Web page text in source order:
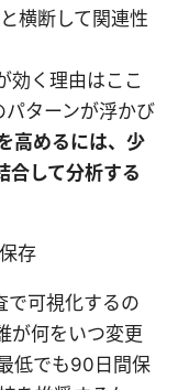
横断して関連性
効く理由はここ
ターンが浮かび
高めるには、少
合して分析する
存
で可視化するの
が何をいつ変更
低でも90日間保